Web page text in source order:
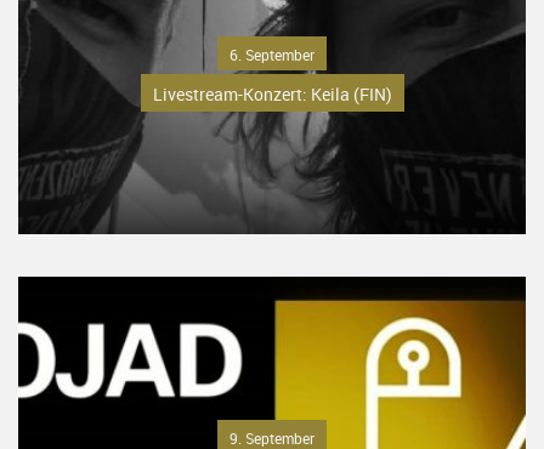
6. September
Livestream-Konzert: Keila (FIN)
9. September